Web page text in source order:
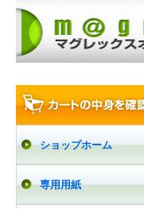
ショップホーム
専用用紙